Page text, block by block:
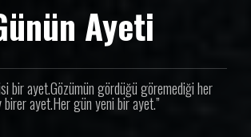
Ayeti
bir ayet.Gözümün gördüğü göremediği her
birer ayet.Her gün yeni bir ayet.”